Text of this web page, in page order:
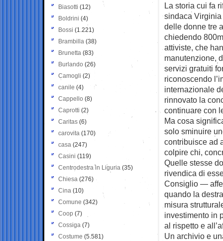
La storia cui fa
sindaca
delle donne tre
chiedendo
attiviste, che
manutenzione,
servizi gratuiti
riconoscendo
internazionale
rinnovato la
continuare con
Ma cosa
solo sminuire
contribuisce ad
colpire chi,
Quelle stesse
rivendica di
Consiglio —
quando la
misura
investimento in
al rispetto e
Un archivio e
Biasotti (12)
Boldrini (4)
Bossi (1.221)
Brambilla (38)
Brunetta (83)
Burlando (26)
Camogli (2)
canile (4)
Cappello (8)
Caprotti (2)
Caritas (6)
carovita (170)
casa (247)
Casini (119)
Centrodestra in Liguria (35)
Chiesa (276)
Cina (10)
Comune (342)
Coop (7)
Cossiga (7)
Costume (5.581)